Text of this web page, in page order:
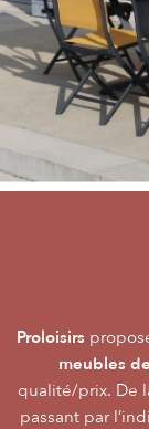
Proloisirs
meubles
qualité/prix. De
passant par
Océocrée du
raffinement et
émotions de la
ses différents
Alizéest LA
dont la
Le mobilier